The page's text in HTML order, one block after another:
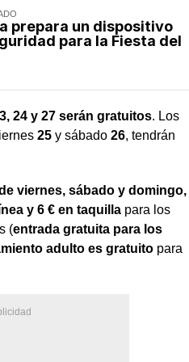
prepara un dispositivo
para la Fiesta del
24 y 27 serán gratuitos. Los
25 y sábado 26, tendrán
viernes, sábado y domingo,
y 6 € en taquilla para los
(entrada gratuita para los
adulto es gratuito para